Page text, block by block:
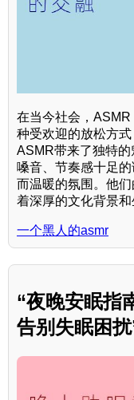
在当今社会，
种受欢迎的放松方
ASMR带来了独特
嗓音、节奏感十足
而温暖的氛围。他
着深厚的文化背景和
一个黑人的asmr
“夜晚安眠指
告别失眠困扰